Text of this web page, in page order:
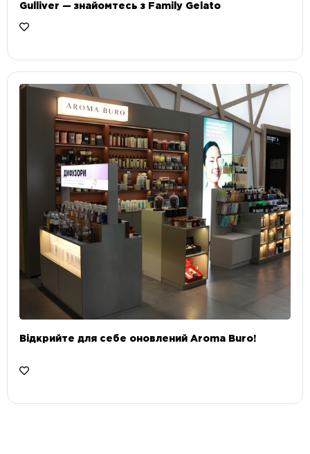
Gulliver — знайомтесь з Family Gelato
Відкрийте для себе оновлений Aroma Buro! ⠀